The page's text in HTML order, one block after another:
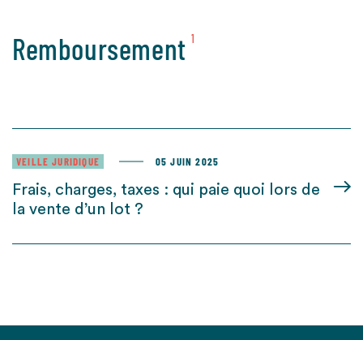
Remboursement 1
VEILLE JURIDIQUE 05 JUIN 2025
Frais, charges, taxes : qui paie quoi lors de
la vente d’un lot ?